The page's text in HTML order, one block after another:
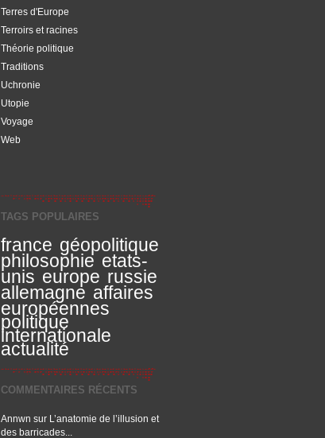
Terres d'Europe
Terroirs et racines
Théorie politique
Traditions
Uchronie
Utopie
Voyage
Web
TAGS POPULAIRES
france géopolitique
philosophie etats-
unis europe russie
allemagne affaires
européennes
politique
internationale
actualité
COMMENTAIRES RÉCENTS
Annwn sur L’anatomie de l’illusion et
des barricades...